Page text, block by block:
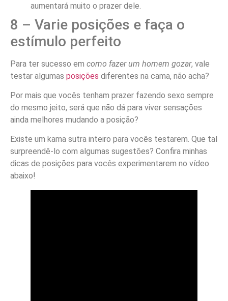
aumentará muito o prazer dele.
8 – Varie posições e faça o
estímulo perfeito
Para ter sucesso em como fazer um homem gozar, vale
testar algumas posições diferentes na cama, não acha?
Por mais que vocês tenham prazer fazendo sexo sempre
do mesmo jeito, será que não dá para viver sensações
ainda melhores mudando a posição?
Existe um kama sutra inteiro para vocês testarem. Que tal
surpreendê-lo com algumas sugestões? Confira minhas
dicas de posições para vocês experimentarem no vídeo
abaixo!